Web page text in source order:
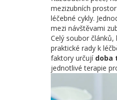
mezizubních
léčebné cykly.
mezi návštěvami
Celý soubor
praktické rady k
faktory určují doba
jednotlivé terapie